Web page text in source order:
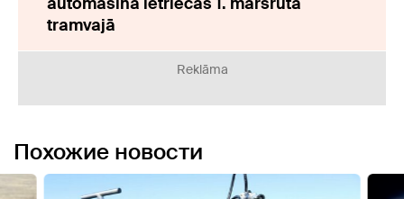
tramvajā
Reklāma
Похожие новости